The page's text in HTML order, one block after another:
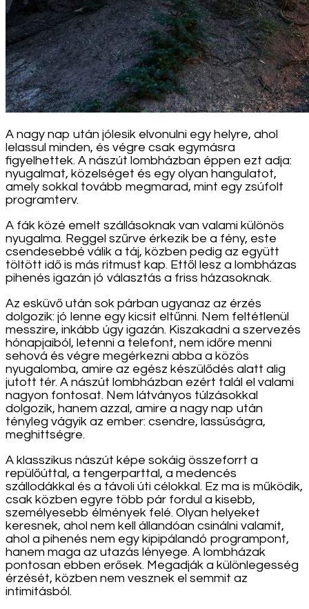
A nagy nap után jólesik elvonulni egy helyre, ahol
lelassul minden, és végre csak egymásra
figyelhettek. A nászút lombházban éppen ezt adja:
nyugalmat, közelséget és egy olyan hangulatot,
amely sokkal tovább megmarad, mint egy zsúfolt
programterv.
A fák közé emelt szállásoknak van valami különös
nyugalma. Reggel szűrve érkezik be a fény, este
csendesebbé válik a táj, közben pedig az együtt
töltött idő is más ritmust kap. Ettől lesz a lombházas
pihenés igazán jó választás a friss házasoknak.
Az esküvő után sok párban ugyanaz az érzés
dolgozik: jó lenne egy kicsit eltűnni. Nem feltétlenül
messzire, inkább úgy igazán. Kiszakadni a szervezés
hónapjaiból, letenni a telefont, nem időre menni
sehová és végre megérkezni abba a közös
nyugalomba, amire az egész készülődés alatt alig
jutott tér. A nászút lombházban ezért talál el valami
nagyon fontosat. Nem látványos túlzásokkal
dolgozik, hanem azzal, amire a nagy nap után
tényleg vágyik az ember: csendre, lassúságra,
meghittségre.
A klasszikus nászút képe sokáig összeforrt a
repülőúttal, a tengerparttal, a medencés
szállodákkal és a távoli úti célokkal. Ez ma is működik,
csak közben egyre több pár fordul a kisebb,
személyesebb élmények felé. Olyan helyeket
keresnek, ahol nem kell állandóan csinálni valamit,
ahol a pihenés nem egy kipipálandó programpont,
hanem maga az utazás lényege. A lombházak
pontosan ebben erősek. Megadják a különlegesség
érzését, közben nem vesznek el semmit az
intimitásból.